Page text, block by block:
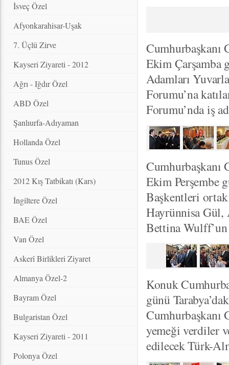
İsveç Özel
Afyonkarahisar-Uşak
7. Üçlü Zirve
Kayseri Ziyareti - 2012
Ağrı - Iğdır Özel
ABD Özel
Şanlıurfa-Adıyaman
Hollanda Özel
Tunus Özel
2012 Kış Tatbikatı (Kars)
İngiltere Özel
BAE Özel
Van Özel
Askerî Birlikleri Ziyaret
Almanya Özel-2
Bayram Özel
Bulgaristan Özel
Kayseri Ziyareti - 2011
Polonya Özel
Ekim Çarşamba
Adamları
Forumu’na
Forumu’nda iş
Cumhurbaşkanı
Ekim Perşembe
Başkentleri
Hayrünnisa Gül,
Bettina
Konuk
günü
Cumhurbaşkanı
yemeği verdiler
edilecek Türk-